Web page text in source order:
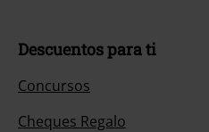
Descuentos para ti
Concursos
Cheques Regalo